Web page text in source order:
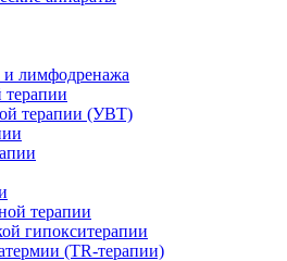
и лимфодренажа
терапии
терапии (УВТ)
терапии
гипокситерапии
(TR-терапии)